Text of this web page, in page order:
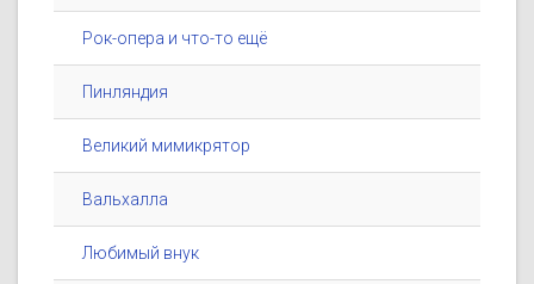
Рок-опера и что-то ещё
Пинляндия
Великий мимикрятор
Вальхалла
Любимый внук